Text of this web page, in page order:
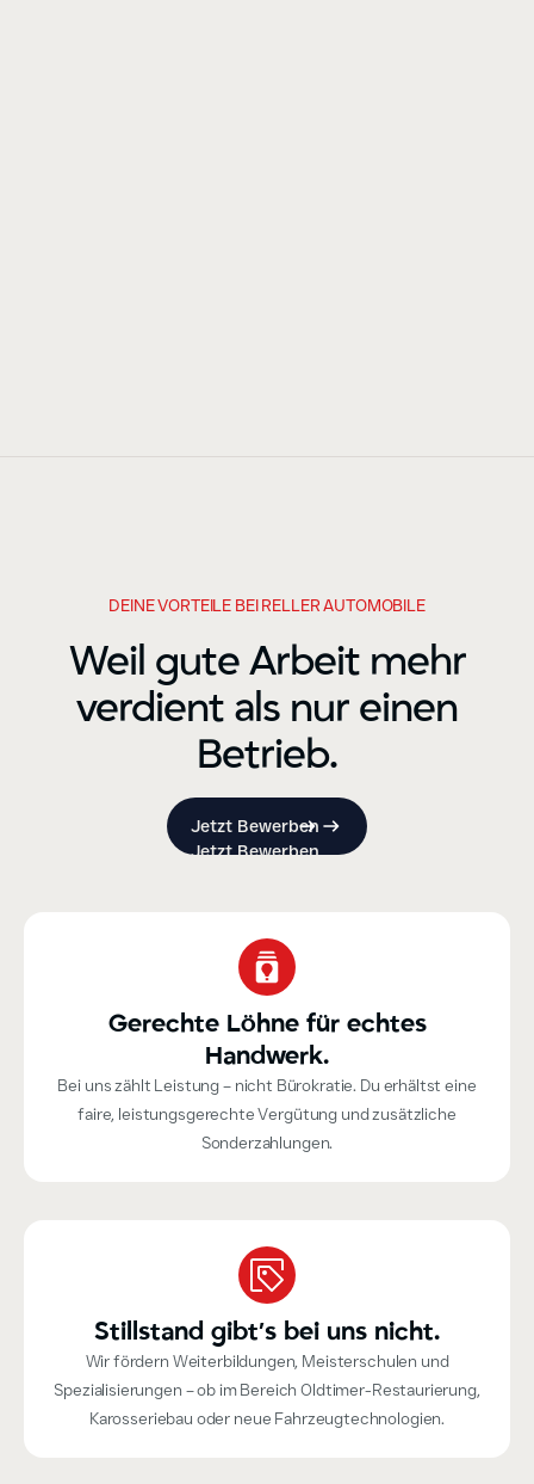
DEINE VORTEILE BEI RELLER AUTOMOBILE
Weil gute Arbeit mehr
verdient als nur einen
Betrieb.
Jetzt Bewerben
Jetzt Bewerben
Gerechte Löhne für echtes
Handwerk.
Bei uns zählt Leistung – nicht Bürokratie. Du erhältst eine
faire, leistungsgerechte Vergütung und zusätzliche
Sonderzahlungen.
Stillstand gibt’s bei uns nicht.
Wir fördern Weiterbildungen, Meisterschulen und
Spezialisierungen – ob im Bereich Oldtimer-Restaurierung,
Karosseriebau oder neue Fahrzeugtechnologien.